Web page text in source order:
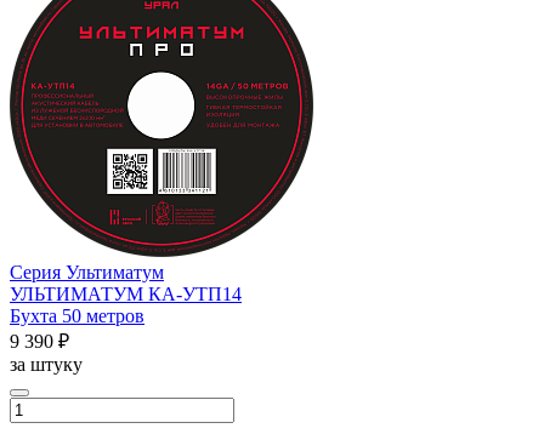
Серия Ультиматум
УЛЬТИМАТУМ КА-УTП14
Бухта 50 метров
9 390 ₽
за штуку